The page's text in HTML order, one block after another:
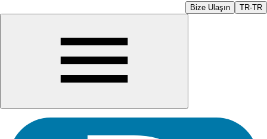
Bize Ulaşın TR-TR